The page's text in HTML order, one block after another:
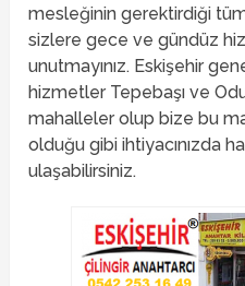
mesleğinin gerektirdiği
sizlere gece ve gündüz
unutmayınız. Eskişehir
hizmetler Tepebaşı ve
mahalleler olup bize bu
olduğu gibi ihtiyacınızda
ulaşabilirsiniz.